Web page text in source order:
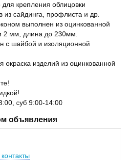
крепления облицовки
сайдинга, профлиста и др.
выполнен из оцинкованной
2 мм, длина до 230мм.
с шайбой и изоляционной
изделий из оцинкованной
суб 9:00-14:00
объявления